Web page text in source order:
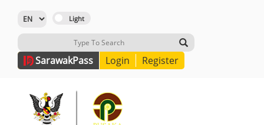
SarawakPass Login Register